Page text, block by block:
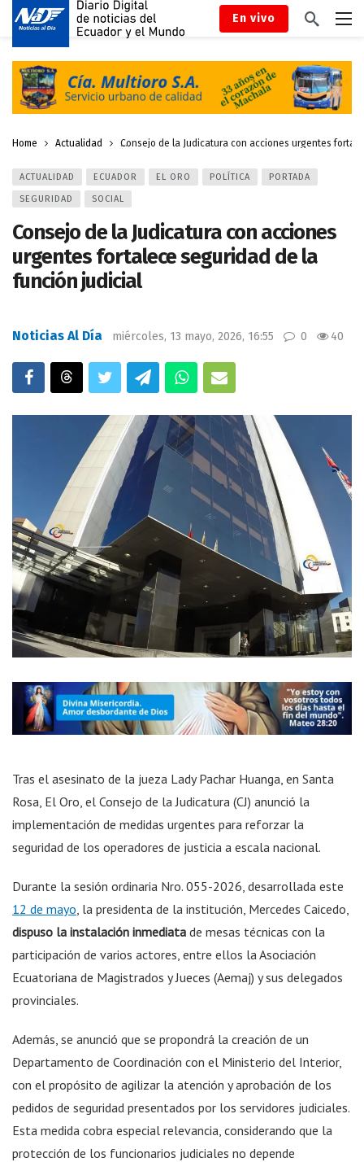
En vivo
Home Actualidad Consejo de la Judicatura con acciones urgentes
ACTUALIDAD ECUADOR EL ORO POLÍTICA PORTADA
SEGURIDAD SOCIAL
Consejo de la Judicatura con acciones
urgentes fortalece seguridad de la
función judicial
Noticias Al Día miércoles, 13 mayo, 2026, 16:55 0 40
Tras el asesinato de la jueza Lady Pachar Huanga, en Santa
Rosa, El Oro, el Consejo de la Judicatura (CJ) anunció la
implementación de medidas urgentes para reforzar la
seguridad de los operadores de justicia a escala nacional.
Durante la sesión ordinaria Nro. 055-2026, desarrollada este
12 de mayo , la presidenta de la institución, Mercedes Caicedo,
dispuso la instalación inmediata de mesas técnicas con la
participación de varios actores, entre ellos la Asociación
Ecuatoriana de Magistrados y Jueces (Aemaj) y sus delegados
provinciales.
Además, se anunció que se propondrá la creación de un
Departamento de Coordinación con el Ministerio del Interior,
con el propósito de agilizar la atención y aprobación de los
pedidos de seguridad presentados por los servidores judiciales.
Esta medida cobra especial relevancia, considerando que la
protección de los funcionarios judiciales no depende